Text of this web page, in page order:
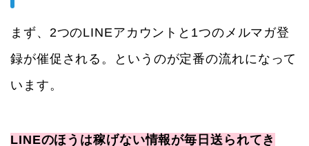
まず、2つのLINEアカウントと1つのメルマガ登
録が催促される。というのが定番の流れになって
います。
LINEのほうは稼げない情報が毎日送られてき